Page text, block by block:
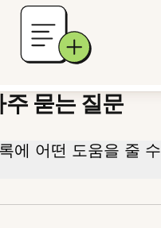
주 묻는 질문
에 어떤 도움을 줄 수